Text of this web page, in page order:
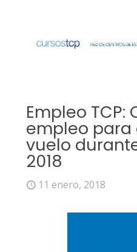
Empleo TCP:
empleo para
vuelo
2018
11 enero, 2018